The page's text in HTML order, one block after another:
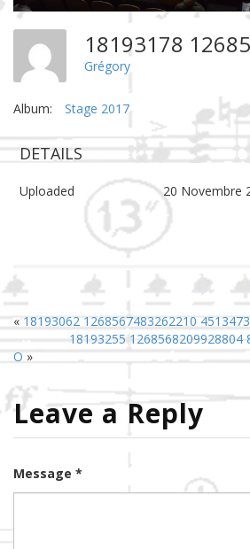
Grégory
Album: Stage 2017
DETAILS
Uploaded 20 Novembre
« 18193062 1268567483262210
18193255 1268568209928804
O »
Leave a Reply
Message *